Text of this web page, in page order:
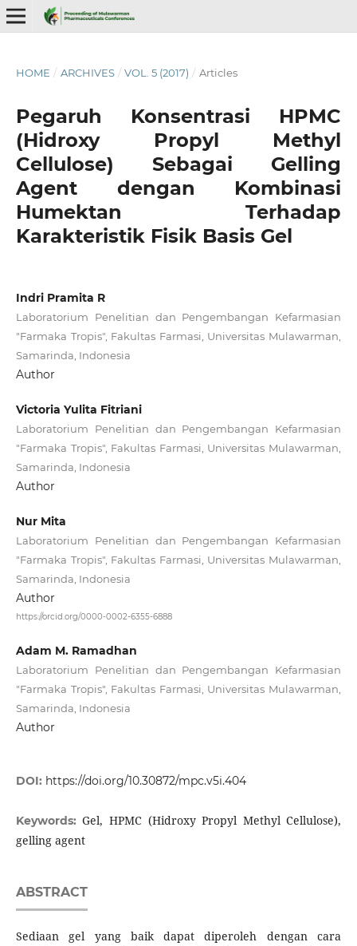
HOME / ARCHIVES / VOL. 5 (2017) / Articles
Pegaruh Konsentrasi HPMC
(Hidroxy Propyl Methyl
Cellulose) Sebagai Gelling
Agent dengan Kombinasi
Humektan Terhadap
Karakteristik Fisik Basis Gel
Indri Pramita R
Laboratorium Penelitian dan Pengembangan Kefarmasian
"Farmaka Tropis", Fakultas Farmasi, Universitas Mulawarman,
Samarinda, Indonesia
Author
Victoria Yulita Fitriani
Laboratorium Penelitian dan Pengembangan Kefarmasian
"Farmaka Tropis", Fakultas Farmasi, Universitas Mulawarman,
Samarinda, Indonesia
Author
Nur Mita
Laboratorium Penelitian dan Pengembangan Kefarmasian
"Farmaka Tropis", Fakultas Farmasi, Universitas Mulawarman,
Samarinda, Indonesia
Author
https://orcid.org/0000-0002-6355-6888
Adam M. Ramadhan
Laboratorium Penelitian dan Pengembangan Kefarmasian
"Farmaka Tropis", Fakultas Farmasi, Universitas Mulawarman,
Samarinda, Indonesia
Author
DOI: https://doi.org/10.30872/mpc.v5i.404
Keywords:Gel, HPMC (Hidroxy Propyl Methyl Cellulose),
gelling agent
ABSTRACT
Sediaan gel yang baik dapat diperoleh dengan cara